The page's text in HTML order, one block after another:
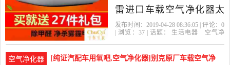
雷进口车载空气净化器太
阳能氧吧负离子除是2019
活电器当中性价比很高的
发布时间：2019-04-28 08:36:05 | 评论： 0
| 浏览： 37| 话题： 生活电器
空气净
空气净化器
[纯证汽配车用氧吧,空气净化器]别克原厂车载空气净